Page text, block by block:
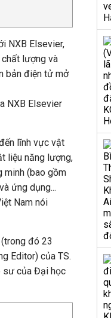
NXB Elsevier,
chất lượng và
bản điện tử mở
NXB Elsevier
lĩnh vực vật
liệu năng lượng,
minh (bao gồm
ứng dụng...
Nam nói
đó 23
Editor) của TS.
sư của Đại học